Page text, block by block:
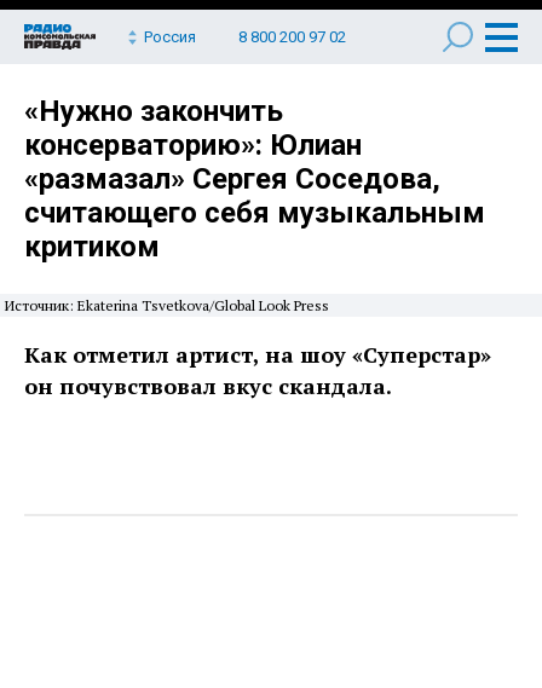
Россия 8 800 200 97 02
«Нужно закончить
консерваторию»: Юлиан
«размазал» Сергея Соседова,
считающего себя музыкальным
критиком
Источник: Ekaterina Tsvetkovа/Global Look Press
Как отметил артист, на шоу «Суперстар»
он почувствовал вкус скандала.